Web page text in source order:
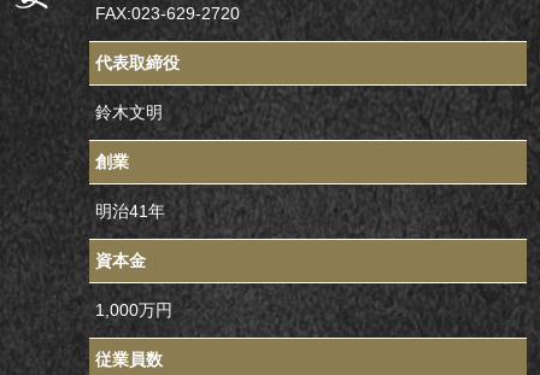
FAX:023-629-2720
代表取締役
鈴木文明
創業
明治41年
資本金
1,000万円
従業員数